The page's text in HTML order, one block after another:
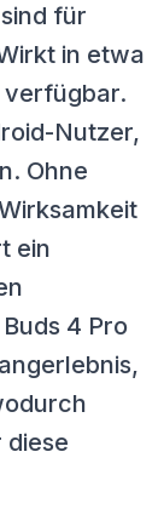
für
in etwa
verfügbar.
Nutzer,
Ohne
ein
4 Pro